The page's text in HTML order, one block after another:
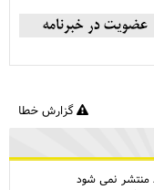
گزارش خطا
منتشر نمی شود